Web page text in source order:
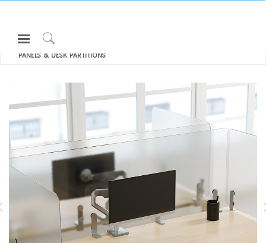
Open
Navigation
Menuto
인체공학
리소스
회사 소개
고객센터
고객지원
SEPARATION PANELS & DESK
PARTITIONS
모두 보기 구획 패널
PANELS & DESK PARTITIONS